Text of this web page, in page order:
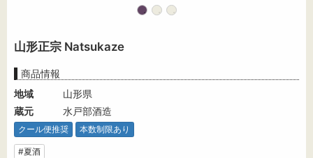
山形正宗 Natsukaze
商品情報
地域
山形県
蔵元
水戸部酒造
クール便推奨 本数制限あり
#夏酒